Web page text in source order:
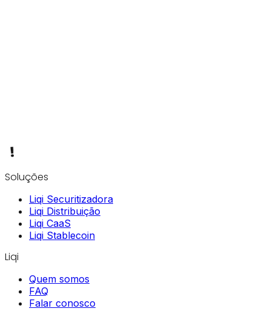
Soluções
Liqi Securitizadora
Liqi Distribuição
Liqi CaaS
Liqi Stablecoin
Liqi
Quem somos
FAQ
Falar conosco